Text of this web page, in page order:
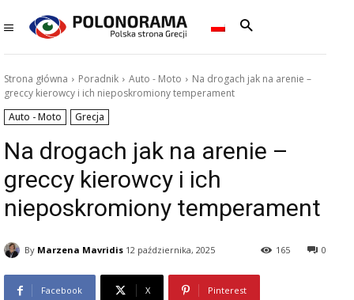
Strona główna Poradnik Auto - Moto
Na drogach jak na arenie –
greccy kierowcy i ich nieposkromiony temperament
Auto - Moto
Grecja
Na drogach jak na arenie –
greccy kierowcy i ich
nieposkromiony temperament
By Marzena Mavridis 12 października, 2025 0
165
Facebook X Pinterest